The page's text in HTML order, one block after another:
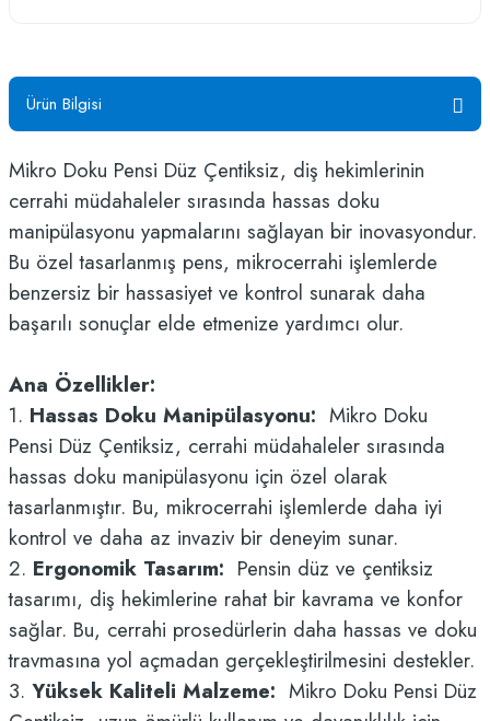
Ürün Bilgisi
Mikro Doku Pensi Düz Çentiksiz, diş hekimlerinin
cerrahi müdahaleler sırasında hassas doku
manipülasyonu yapmalarını sağlayan bir inovasyondur.
Bu özel tasarlanmış pens, mikrocerrahi işlemlerde
benzersiz bir hassasiyet ve kontrol sunarak daha
başarılı sonuçlar elde etmenize yardımcı olur.
Ana Özellikler:
1. Hassas Doku Manipülasyonu: Mikro Doku
Pensi Düz Çentiksiz, cerrahi müdahaleler sırasında
hassas doku manipülasyonu için özel olarak
tasarlanmıştır. Bu, mikrocerrahi işlemlerde daha iyi
kontrol ve daha az invaziv bir deneyim sunar.
2. Ergonomik Tasarım: Pensin düz ve çentiksiz
tasarımı, diş hekimlerine rahat bir kavrama ve konfor
sağlar. Bu, cerrahi prosedürlerin daha hassas ve doku
travmasına yol açmadan gerçekleştirilmesini destekler.
3. Yüksek Kaliteli Malzeme: Mikro Doku Pensi Düz